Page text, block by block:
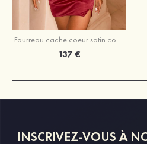
Fourreau cache coeur satin courte/mini robe de fête de la rentrée
137 €
INSCRIVEZ-VOUS À